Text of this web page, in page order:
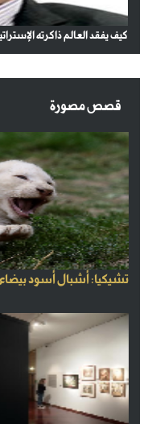
كيف يفقد العالم ذاكرته
قصص مصورة
تشيكيا: أشبال أسود